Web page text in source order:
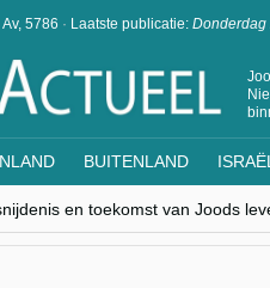
5786 · Laatste publicatie: Donderdag
BUITENLAND ISRAËL
en toekomst van Joods
toont hoe moeilijk seculiere
– Boekarest: de
Jood in België op de